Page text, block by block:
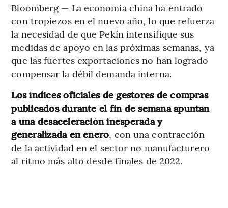
Bloomberg — La economía china ha entrado
con tropiezos en el nuevo año, lo que refuerza
la necesidad de que Pekín intensifique sus
medidas de apoyo en las próximas semanas, ya
que las fuertes exportaciones no han logrado
compensar la débil demanda interna.
Los índices oficiales de gestores de compras
publicados durante el fin de semana apuntan
a una desaceleración inesperada y
generalizada en enero, con una contracción
de la actividad en el sector no manufacturero
al ritmo más alto desde finales de 2022.